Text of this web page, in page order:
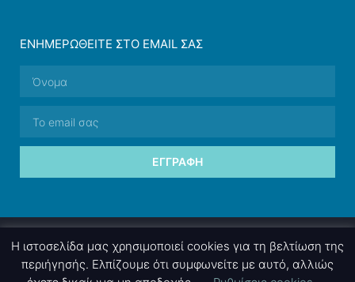
ΕΝΗΜΕΡΩΘΕΊΤΕ ΣΤΟ EMAIL ΣΑΣ
ΕΓΓΡΑΦΉ
Η ιστοσελίδα μας χρησιμοποιεί cookies για τη βελτίωση της
περιήγησής. Ελπίζουμε ότι συμφωνείτε με αυτό, αλλιώς